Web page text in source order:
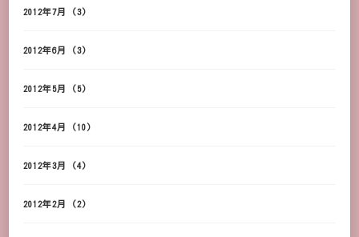
2012年7月 (3)
2012年6月 (3)
2012年5月 (5)
2012年4月 (10)
2012年3月 (4)
2012年2月 (2)